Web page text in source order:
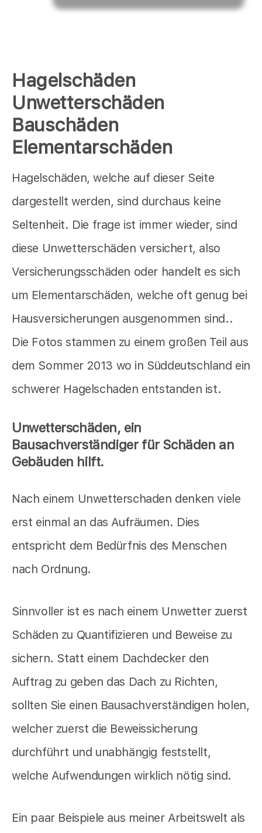
Hagelschäden
Unwetterschäden
Bauschäden
Elementarschäden
Hagelschäden, welche auf dieser Seite
dargestellt werden, sind durchaus keine
Seltenheit. Die frage ist immer wieder, sind
diese Unwetterschäden versichert, also
Versicherungsschäden oder handelt es sich
um Elementarschäden, welche oft genug bei
Hausversicherungen ausgenommen sind..
Die Fotos stammen zu einem großen Teil aus
dem Sommer 2013 wo in Süddeutschland ein
schwerer Hagelschaden entstanden ist.
Unwetterschäden, ein
Bausachverständiger für Schäden an
Gebäuden hilft.
Nach einem Unwetterschaden denken viele
erst einmal an das Aufräumen. Dies
entspricht dem Bedürfnis des Menschen
nach Ordnung.
Sinnvoller ist es nach einem Unwetter zuerst
Schäden zu Quantifizieren und Beweise zu
sichern. Statt einem Dachdecker den
Auftrag zu geben das Dach zu Richten,
sollten Sie einen Bausachverständigen holen,
welcher zuerst die Beweissicherung
durchführt und unabhängig feststellt,
welche Aufwendungen wirklich nötig sind.
Ein paar Beispiele aus meiner Arbeitswelt als